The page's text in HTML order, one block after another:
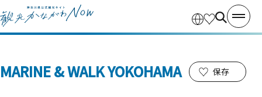
MARINE & WALK YOKOHAMA 保存